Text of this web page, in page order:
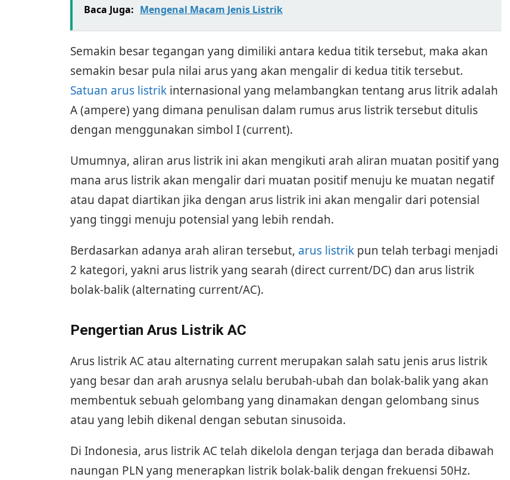
Baca Juga: Mengenal Macam Jenis Listrik
Semakin besar tegangan yang dimiliki antara kedua titik tersebut, maka akan
semakin besar pula nilai arus yang akan mengalir di kedua titik tersebut.
Satuan arus listrikinternasional yang melambangkan tentang arus litrik adalah
A (ampere) yang dimana penulisan dalam rumus arus listrik tersebut ditulis
dengan menggunakan simbol I (current).
Umumnya, aliran arus listrik ini akan mengikuti arah aliran muatan positif yang
mana arus listrik akan mengalir dari muatan positif menuju ke muatan negatif
atau dapat diartikan jika dengan arus listrik ini akan mengalir dari potensial
yang tinggi menuju potensial yang lebih rendah.
Berdasarkan adanya arah aliran tersebut, arus listrikpun telah terbagi menjadi
2 kategori, yakni arus listrik yang searah (direct current/DC) dan arus listrik
bolak-balik (alternating current/AC).
Pengertian Arus Listrik AC
Arus listrik AC atau alternating current merupakan salah satu jenis arus listrik
yang besar dan arah arusnya selalu berubah-ubah dan bolak-balik yang akan
membentuk sebuah gelombang yang dinamakan dengan gelombang sinus
atau yang lebih dikenal dengan sebutan sinusoida.
Di Indonesia, arus listrik AC telah dikelola dengan terjaga dan berada dibawah
naungan PLN yang menerapkan listrik bolak-balik dengan frekuensi 50Hz.